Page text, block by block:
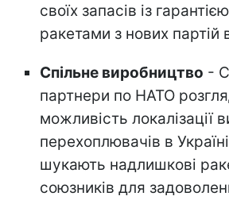
своїх запасів із
ракетами з нових партій
Спільне виробництво -
партнери по НАТО
можливість локалізації
перехоплювачів в
шукають надлишкові
союзників для